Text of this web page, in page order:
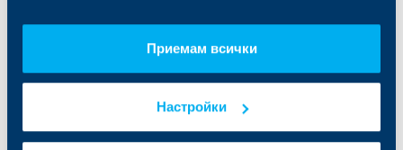
Приемам всички
Настройки
Карти
Спестявания и инвестиции
Кредитиране
Търговско финансиране
ПОС терминали